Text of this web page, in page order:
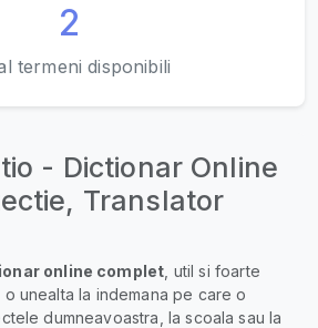
2
termeni disponibili
- Dictionar Online
Translator
online complet , util si foarte
unealta la indemana pe care o
dumneavoastra, la scoala sau la